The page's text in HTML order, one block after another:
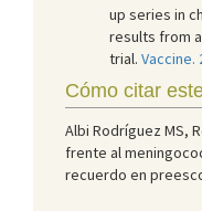
up series in
results from
trial. Vaccine.
Cómo citar
Albi Rodríguez MS,
frente al
recuerdo en